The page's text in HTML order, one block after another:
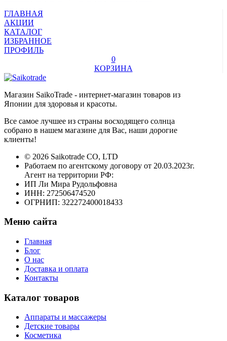
ГЛАВНАЯ
АКЦИИ
КАТАЛОГ
ИЗБРАННОЕ
ПРОФИЛЬ
0
КОРЗИНА
Магазин SaikoTrade - интернет-магазин товаров из
Японии для здоровья и красоты.
Все самое лучшее из страны восходящего солнца
собрано в нашем магазине для Вас, наши дорогие
клиенты!
© 2026 Saikotrade CO, LTD
Работаем по агентскому договору от 20.03.2023г.
Агент на территории РФ:
ИП Ли Мира Рудольфовна
ИНН: 272506474520
ОГРНИП: 322272400018433
Меню сайта
Главная
Блог
О нас
Доставка и оплата
Контакты
Каталог товаров
Аппараты и массажеры
Детские товары
Косметика